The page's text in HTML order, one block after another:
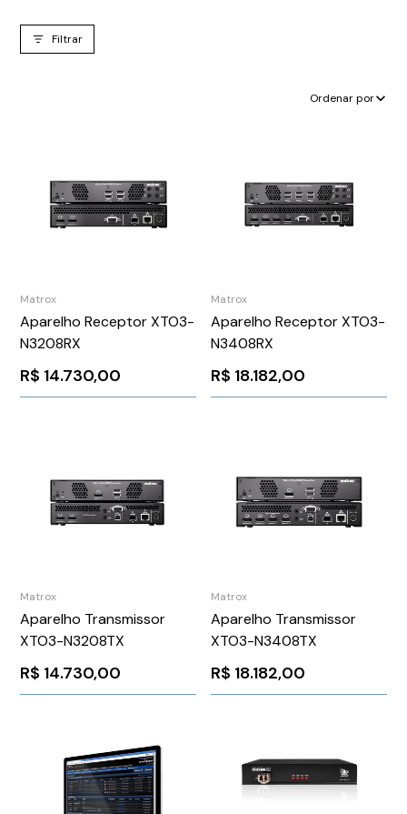
Filtrar
Ordenar por
Matrox
Aparelho Receptor XTO3-
N3208RX
R$ 14.730,00
Matrox
Aparelho Receptor XTO3-
N3408RX
R$ 18.182,00
Matrox
Aparelho Transmissor
XTO3-N3208TX
R$ 14.730,00
Matrox
Aparelho Transmissor
XTO3-N3408TX
R$ 18.182,00